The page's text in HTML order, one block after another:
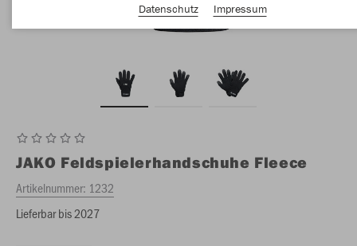
JAKO Feldspielerhandschuhe Fleece
Artikelnummer: 1232
Lieferbar bis 2027
Datenschutz
Impressum